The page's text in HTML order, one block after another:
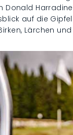
Donald
auf die
Lärchen